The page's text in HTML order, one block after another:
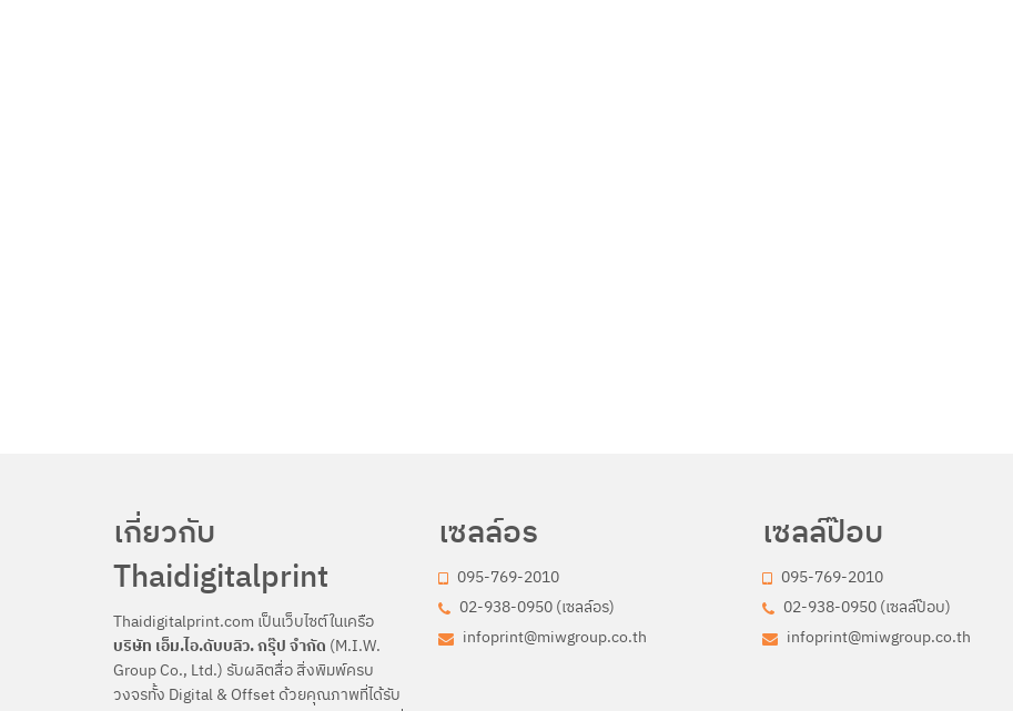
เกี่ยวกับ
Thaidigitalprint
Thaidigitalprint.com เป็นเว็บไซต์ในเครือ
บริษัท เอ็ม.ไอ.ดับบลิว. กรุ๊ป จำกัด (M.I.W.
Group Co., Ltd.) รับผลิตสื่อ สิ่งพิมพ์ครบ
วงจรทั้ง Digital & Offset ด้วยคุณภาพที่ได้รับ
เซลล์อร
095-769-2010
02-938-0950 (เซลล์อร)
infoprint@miwgroup.co.th
เซลล์ป๊อบ
095-769-2010
02-938-0950 (เซลล์ป๊อบ)
infoprint@miwgroup.co.th